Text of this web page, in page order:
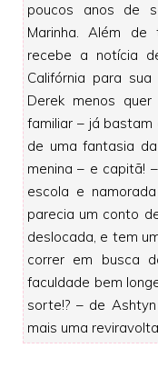
poucos anos de
Marinha. Além
recebe a notícia
Califórnia para
Derek menos
familiar – já
de uma fantasia
menina – e capitã!
escola e
parecia um conto
deslocada, e tem
correr em busca
faculdade bem
sorte!? – de
mais uma